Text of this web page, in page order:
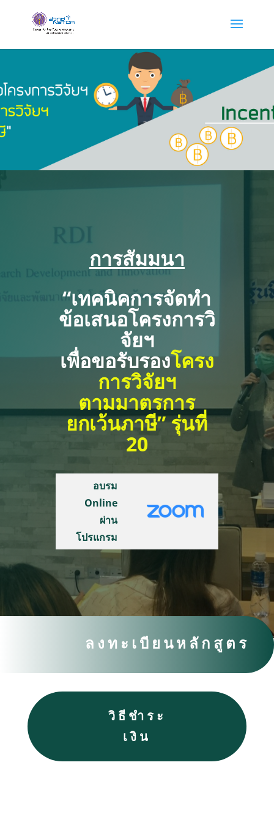
การสัมมนา
“เทคนิคการจัดทำ
ข้อเสนอโครงการวิ
จัยฯ
เพื่อขอรับรองโครง
การวิจัยฯ
ตามมาตรการ
ยกเว้นภาษี” รุ่นที่
20
อบรม
Online
ผ่าน
โปรแกรม
ลงทะเบียนหลักสูตร
วิธีชำระ
เงิน